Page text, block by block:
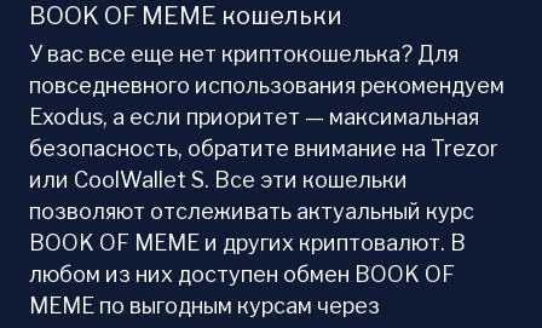
BOOK OF MEME кошельки
У вас все еще нет криптокошелька? Для
повседневного использования рекомендуем
Exodus, а если приоритет — максимальная
безопасность, обратите внимание на Trezor
или CoolWallet S. Все эти кошельки
позволяют отслеживать актуальный курс
BOOK OF MEME и других криптовалют. В
любом из них доступен обмен BOOK OF
MEME по выгодным курсам через